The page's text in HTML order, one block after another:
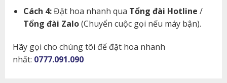
Cách 4:Đặt hoa nhanh qua Tổng đài Hotline /
Tổng đài Zalo(Chuyển cuộc gọi nếu máy bận).
Hãy gọi cho chúng tôi để đặt hoa nhanh
nhất: 0777.091.090